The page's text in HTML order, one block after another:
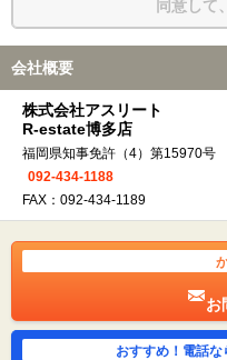
同意して
会社概要
株式会社アスリート
R-estate博多店
福岡県知事免許（4）第15970号
092-434-1188
FAX：092-434-1189
お
おすすめ！電話